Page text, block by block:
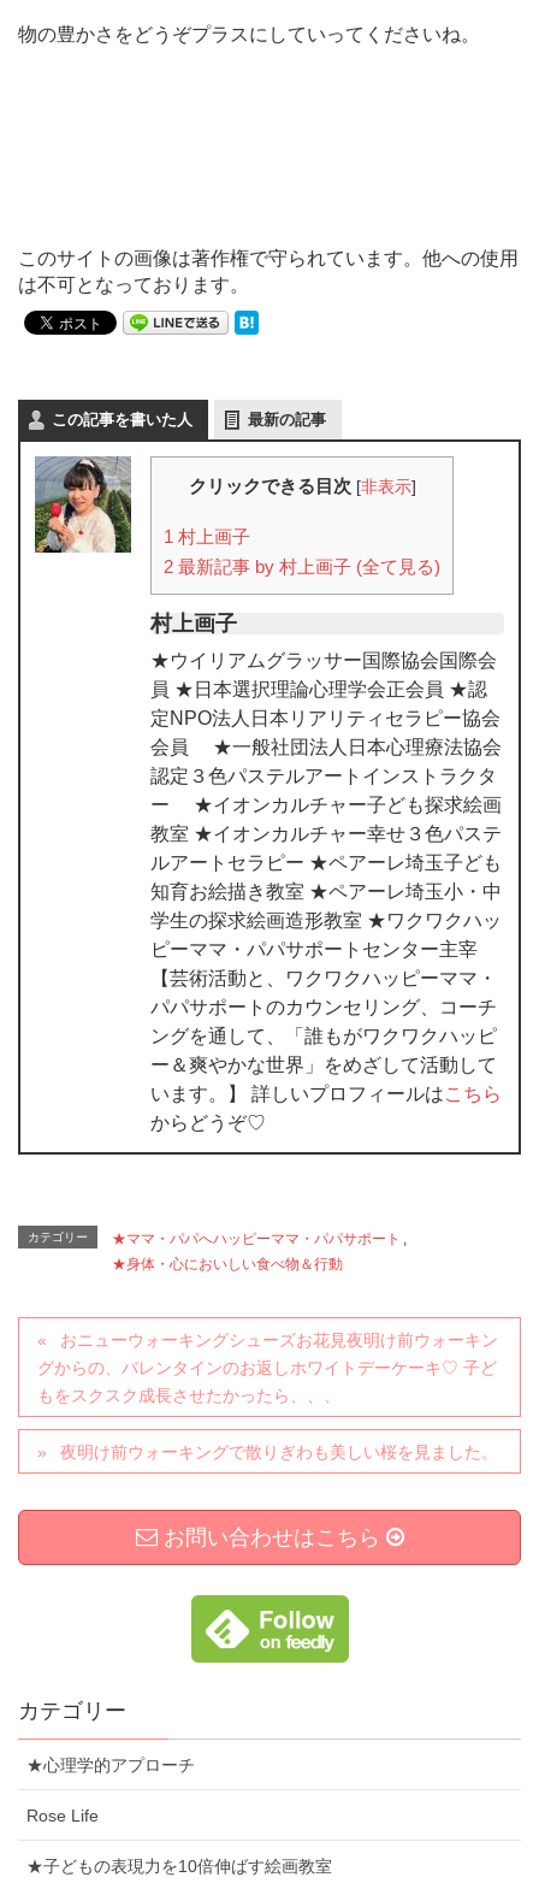
物の豊かさをどうぞプラスにしていってくださいね。
このサイトの画像は著作権で守られています。他への使用
は不可となっております。
この記事を書いた人 最新の記事
クリックできる目次 [非表示]
1 村上画子
2 最新記事 by 村上画子 (全て見る)
村上画子
★ウイリアムグラッサー国際協会国際会
員 ★日本選択理論心理学会正会員 ★認
定NPO法人日本リアリティセラピー協会
会員 ★一般社団法人日本心理療法協会
認定３色パステルアートインストラクタ
ー ★イオンカルチャー子ども探求絵画
教室 ★イオンカルチャー幸せ３色パステ
ルアートセラピー ★ペアーレ埼玉子ども
知育お絵描き教室 ★ペアーレ埼玉小・中
学生の探求絵画造形教室 ★ワクワクハッ
ピーママ・パパサポートセンター主宰
【芸術活動と、ワクワクハッピーママ・
パパサポートのカウンセリング、コーチ
ングを通して、「誰もがワクワクハッピ
ー＆爽やかな世界」をめざして活動して
います。】 詳しいプロフィールはこちら
からどうぞ♡
カテゴリー ★ママ・パパへハッピーママ・パパサポート ,
★身体・心においしい食べ物＆行動
おニューウォーキングシューズお花見夜明け前ウォーキン
グからの、バレンタインのお返しホワイトデーケーキ♡ 子ど
もをスクスク成長させたかったら、、、
夜明け前ウォーキングで散りぎわも美しい桜を見ました。
お問い合わせはこちら
カテゴリー
★心理学的アプローチ
Rose Life
★子どもの表現力を10倍伸ばす絵画教室